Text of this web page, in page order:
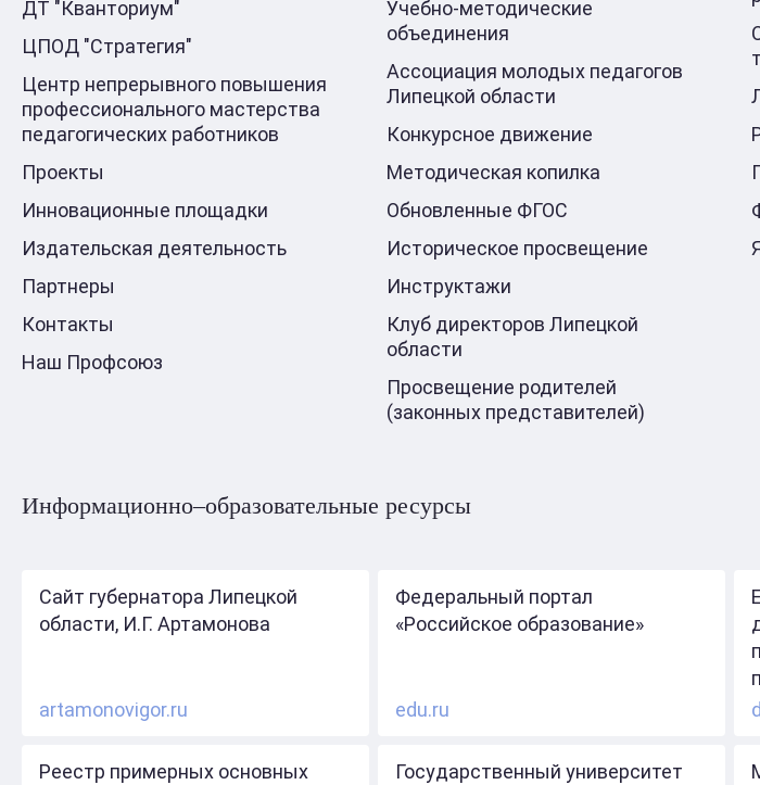
ДТ "Кванториум"
ЦПОД "Стратегия"
Центр непрерывного повышения
профессионального мастерства
педагогических работников
Проекты
Инновационные площадки
Издательская деятельность
Партнеры
Контакты
Наш Профсоюз
Учебно-методические
объединения
Ассоциация молодых педагогов
Липецкой области
Конкурсное движение
Методическая копилка
Обновленные ФГОС
Историческое просвещение
Инструктажи
Клуб директоров Липецкой
области
Просвещение родителей
(законных представителей)
Информационно–образовательные ресурсы
Сайт губернатора Липецкой
области, И.Г. Артамонова
artamonovigor.ru
Федеральный портал
«Российское образование»
edu.ru
Реестр примерных основных Государственный университет